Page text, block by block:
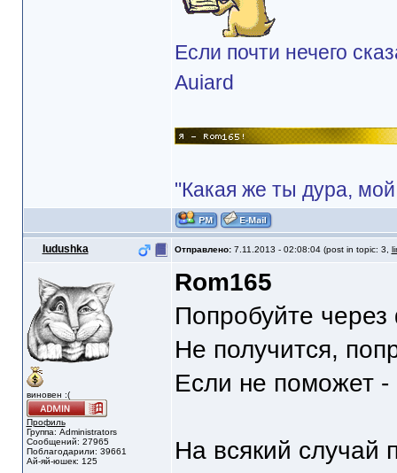
Если почти нечего
Auiard
"Какая же ты дура,
Iudushka Отправлено: 7.11.2013 - 02:08:04 (post in topic: 3,
виновен :(
Профиль
Группа: Administrators
Сообщений: 27965
Поблагодарили: 39661
Ай-яй-юшек: 125
Rom165
Попробуйте
Не получится,
Если не поможет
На всякий случай